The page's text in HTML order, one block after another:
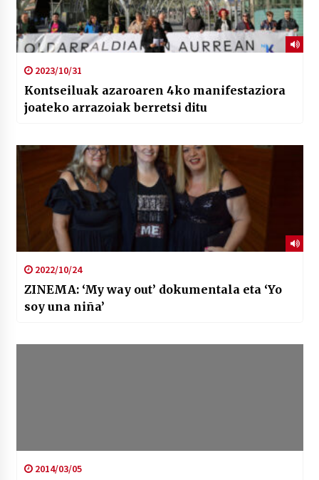
2023/10/31
Kontseiluak azaroaren 4ko manifestaziora
joateko arrazoiak berretsi ditu
2022/10/24
ZINEMA: ‘My way out’ dokumentala eta ‘Yo
soy una niña’
2014/03/05